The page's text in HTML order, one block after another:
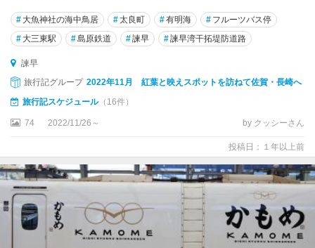
# 大魚神社の海中鳥居 #太良町 #有明海 # フルーツバス停
# 大三東駅 #島原鉄道 #諫早 #諫早湾干拓堤防道路
諫早
旅行記グループ 2022年11月 紅葉と映えスポットを訪ねて佐賀・長崎へ
旅行記スケジュール（16件）
74 2022/11/26～ by クッシーさん
投稿日：１年以上前